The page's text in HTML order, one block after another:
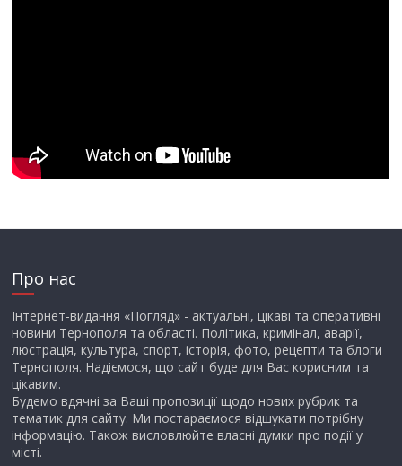
Про нас
Інтернет-видання «Погляд» - актуальні, цікаві та оперативні
новини Тернополя та області. Політика, кримінал, аварії,
люстрація, культура, спорт, історія, фото, рецепти та блоги
Тернополя. Надіємося, що сайт буде для Вас корисним та
цікавим.
Будемо вдячні за Ваші пропозиції щодо нових рубрик та
тематик для сайту. Ми постараємося відшукати потрібну
інформацію. Також висловлюйте власні думки про події у
місті.